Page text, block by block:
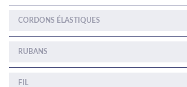
CORDONS ÉLASTIQUES
RUBANS
FIL